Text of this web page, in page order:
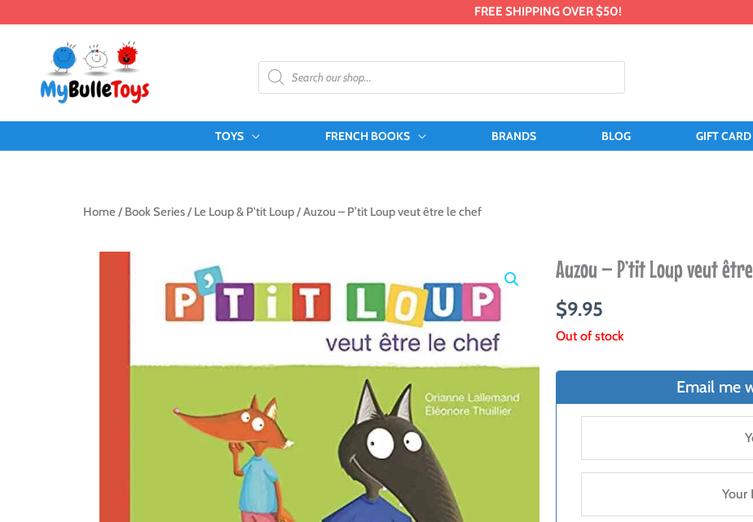
FREE SHIPPING OVER $50!
Products
search
TOYS FRENCH BOOKS BRANDS BLOG GIFT CARD
Home / Book Series/ Le Loup & P'tit Loup/ Auzou – P’tit Loup veut être le chef
Auzou – P’tit Loup veut
$9.95
Out of stock
Email me